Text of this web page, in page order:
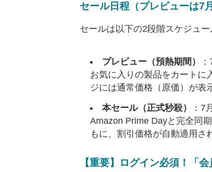
セール日程（プレビューは7
セールは以下の2段階スケジュー
プレビュー（預熱期間）
お気に入りの製品をカートに
ジには通常価格（原価）が表
本セール（正式秒殺）
：7
Amazon Prime Dayと完全同
もに、割引価格が自動適用さ
【重要】ログイン必須！「